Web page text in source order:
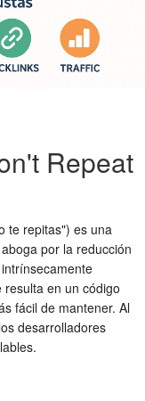
Repeat
te repitas") es una
por la reducción
en un código
fácil de mantener. Al
desarrolladores